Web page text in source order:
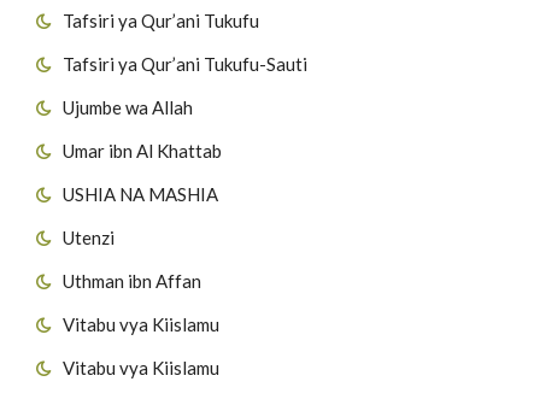
Tafsiri ya Qur’ani Tukufu
Tafsiri ya Qur’ani Tukufu-Sauti
Ujumbe wa Allah
Umar ibn Al Khattab
USHIA NA MASHIA
Utenzi
Uthman ibn Affan
Vitabu vya Kiislamu
Vitabu vya Kiislamu